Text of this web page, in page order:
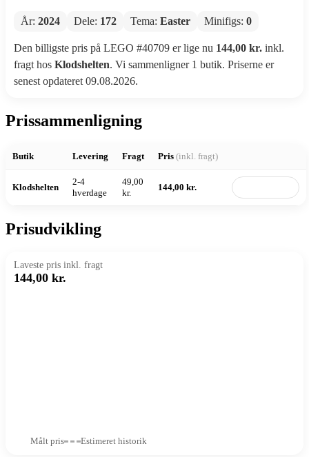
År: 2024 Dele: 172 Tema: Easter Minifigs: 0
Den billigste pris på LEGO #40709 er lige nu 144,00 kr. inkl.
fragt hos Klodshelten. Vi sammenligner 1 butik. Priserne er
senest opdateret 09.08.2026.
Prissammenligning
Butik Levering Fragt Pris (inkl. fragt)
Klodshelten
2-4
hverdage
49,00
kr.
144,00 kr.
Prisudvikling
Laveste pris inkl. fragt
144,00 kr.
Målt pris Estimeret historik